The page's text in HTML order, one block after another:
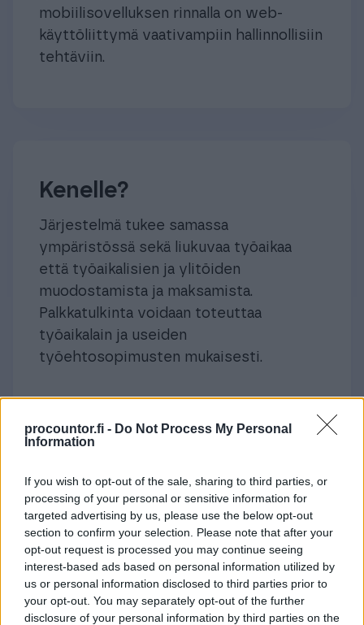
procountor.fi - Do Not Process My Personal
Information
If you wish to opt-out of the sale, sharing to third parties, or
processing of your personal or sensitive information for
targeted advertising by us, please use the below opt-out
section to confirm your selection. Please note that after your
opt-out request is processed you may continue seeing
interest-based ads based on personal information utilized by
us or personal information disclosed to third parties prior to
your opt-out. You may separately opt-out of the further
disclosure of your personal information by third parties on the
mobiilisovelluksen rinnalla on web-
käyttöliittymä vaativampiin hallinnollisiin
tehtäviin.
Kenelle?
Järjestelmä tukee samassa
ympäristössä sekä liukuvaa työaikaa
että työaikalisien ja ylitöiden
muodostamista ja maksamista.
Palkkatulkinta voidaan toteuttaa
työaikalain ja useiden
työehtosopimusten mukaisesti.